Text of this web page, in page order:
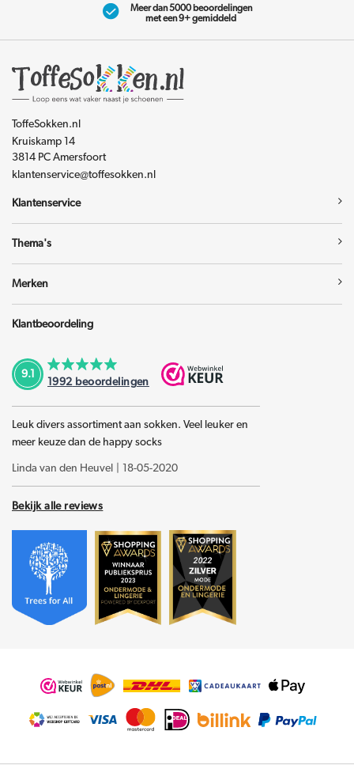
Meer dan 5000 beoordelingen
met een 9+ gemiddeld
ToffeSokken.nl
Kruiskamp 14
3814 PC Amersfoort
klantenservice@toffesokken.nl
Klantenservice
Thema's
Merken
Klantbeoordeling
9.1
1992beoordelingen
Leuk divers assortiment aan sokken. Veel leuker en
meer keuze dan de happy socks
Linda van den Heuvel 18-05-2020
Bekijk alle reviews